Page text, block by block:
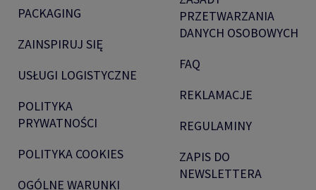
PACKAGING
ZAINSPIRUJ SIĘ
USŁUGI LOGISTYCZNE
POLITYKA
PRYWATNOŚCI
POLITYKA COOKIES
OGÓLNE WARUNKI
PRZETWARZANIA
DANYCH OSOBOWYCH
FAQ
REKLAMACJE
REGULAMINY
ZAPIS DO
NEWSLETTERA